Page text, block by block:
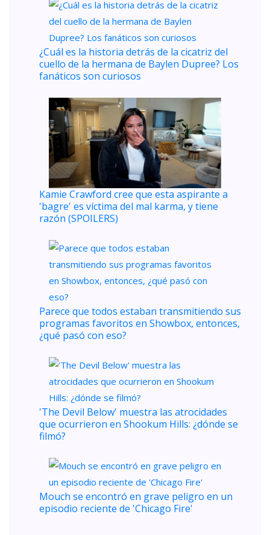
¿Cuál es la historia detrás de la cicatriz del
cuello de la hermana de Baylen Dupree? Los
fanáticos son curiosos
Kamie Crawford cree que esta aspirante a
'bagre' es víctima del mal karma, y ​​tiene
razón (SPOILERS)
Parece que todos estaban transmitiendo sus
programas favoritos en Showbox, entonces,
¿qué pasó con eso?
'The Devil Below' muestra las atrocidades
que ocurrieron en Shookum Hills: ¿dónde se
filmó?
Mouch se encontró en grave peligro en un
episodio reciente de 'Chicago Fire'